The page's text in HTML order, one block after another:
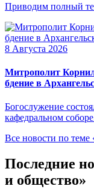
Приводим полный
8 Августа 2026
Митрополит
бдение в
Богослужение
кафедральном
Все новости по теме
Последние
и общество»